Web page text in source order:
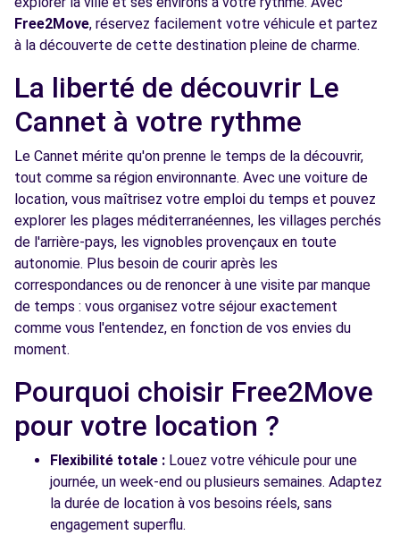
235 ROUTE DU CANNET
MOUGINS, 06250
Free2Move Rent - CHOPARD ANTIBES -
ROUTE DE GRASSE
ANTIBES, 6600
Voir l'agence
Free2Move Rent - CHOPARD ANTIBES -
ANTIBES (DS)
6.1
km
ROUTE DE GRASSE
ANTIBES, 06600
Voir l'agence
Voir toutes les agences
Free2Move, réservez facilement votre véhicule et partez
à la découverte de cette destination pleine de charme.
La liberté de découvrir Le
Cannet à votre rythme
Le Cannet mérite qu'on prenne le temps de la découvrir,
tout comme sa région environnante. Avec une voiture de
location, vous maîtrisez votre emploi du temps et pouvez
explorer les plages méditerranéennes, les villages perchés
de l'arrière-pays, les vignobles provençaux en toute
autonomie. Plus besoin de courir après les
correspondances ou de renoncer à une visite par manque
de temps : vous organisez votre séjour exactement
comme vous l'entendez, en fonction de vos envies du
moment.
Pourquoi choisir Free2Move
pour votre location ?
Flexibilité totale : Louez votre véhicule pour une
journée, un week-end ou plusieurs semaines. Adaptez
la durée de location à vos besoins réels, sans
engagement superflu.